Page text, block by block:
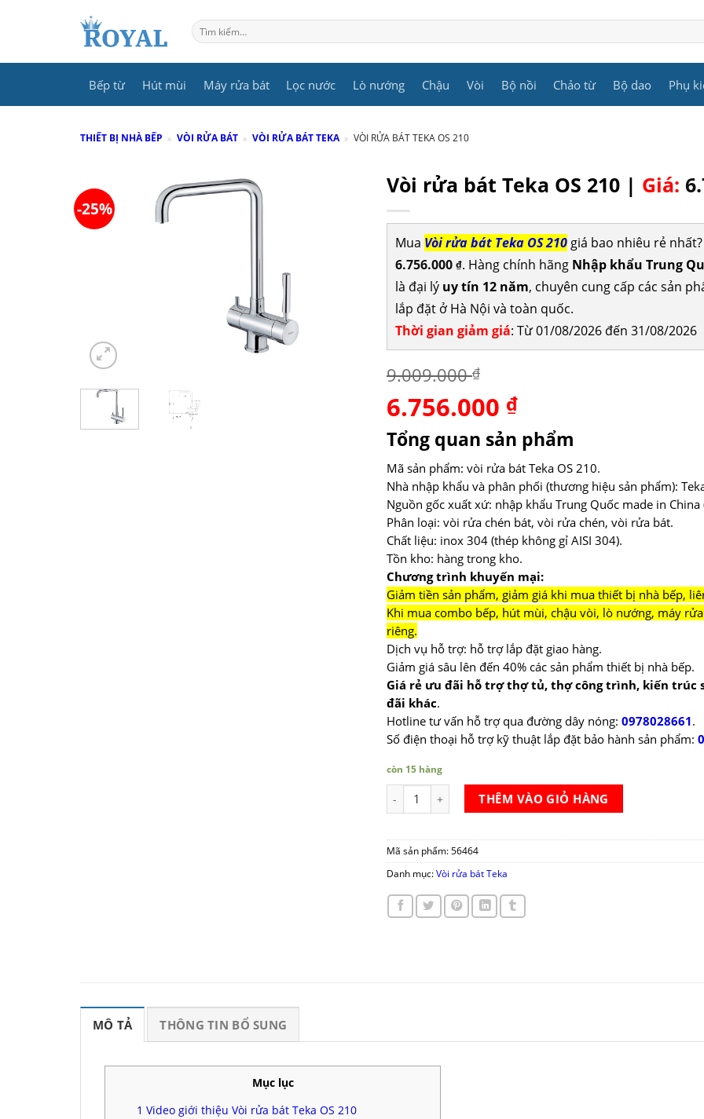
Tìm
kiếm:
Bếp từ Hút mùi Máy rửa bát Lọc nước Lò nướng Chậu Vòi Bộ nồi Chảo từ Bộ dao Phụ
THIẾT BỊ NHÀ BẾP » VÒI RỬA BÁT » VÒI RỬA BÁT TEKA » VÒI RỬA BÁT TEKA OS 210
-25%
Vòi rửa bát Teka OS 210 | Giá:
Mua Vòi rửa bát Teka OS 210giá bao nhiêu rẻ nhất?
6.756.000 ₫. Hàng chính hãng Nhập khẩu Trung
là đại lý uy tín 12 năm, chuyên cung cấp các sản
lắp đặt ở Hà Nội và toàn quốc.
Thời gian giảm giá: Từ 01/08/2026 đến 31/08/2026
9.009.000₫
Giá
gốc
là:
9.009.000 ₫.
6.756.000 ₫Giá
tại
là:
6.756.000 ₫.
Tổng quan sản phẩm
Mã sản phẩm: vòi rửa bát Teka OS 210.
Nhà nhập khẩu và phân phối (thương hiệu sản phẩm):
Nguồn gốc xuất xứ: nhập khẩu Trung Quốc made in China
Phân loại: vòi rửa chén bát, vòi rửa chén, vòi rửa bát.
Chất liệu: inox 304 (thép không gỉ AISI 304).
Tồn kho: hàng trong kho.
Chương trình khuyến mại:
Giảm tiền sản phẩm, giảm giá khi mua thiết bị nhà bếp,
Khi mua combo bếp, hút mùi, chậu vòi, lò nướng, máy
riêng.
Dịch vụ hỗ trợ: hỗ trợ lắp đặt giao hàng.
Giảm giá sâu lên đến 40% các sản phẩm thiết bị nhà bếp.
Giá rẻ ưu đãi hỗ trợ thợ tủ, thợ công trình, kiến trúc
đãi khác.
Hotline tư vấn hỗ trợ qua đường dây nóng: 0978028661.
Số điện thoại hỗ trợ kỹ thuật lắp đặt bảo hành sản phẩm:
còn 15 hàng
Vòi rửa bát Teka OS 210 số lượng
THÊM VÀO GIỎ HÀNG
Mã sản phẩm: 56464
Danh mục: Vòi rửa bát Teka
MÔ TẢ THÔNG TIN BỔ SUNG
Mục lục
1 Video giới thiệu Vòi rửa bát Teka OS 210